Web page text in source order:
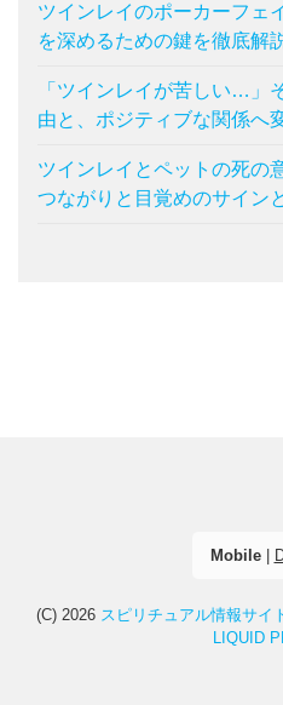
ツインレイのポーカーフェ
を深めるための鍵を徹底解
「ツインレイが苦しい…」
由と、ポジティブな関係へ
ツインレイとペットの死の
つながりと目覚めのサイン
Mobile|
(C) 2026 スピリチュアル情報サイ
LIQUID